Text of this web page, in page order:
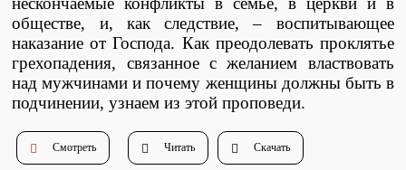
Библейская школа.
Душепопечение
обществе, и, как следствие, – воспитывающее
наказание от Господа. Как преодолевать проклятье
грехопадения, связанное с желанием властвовать
над мужчинами и почему женщины должны быть в
подчинении, узнаем из этой проповеди.
Смотреть Читать Скачать